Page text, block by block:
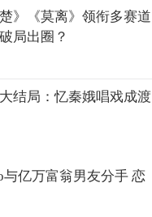
》《莫离》领衔多赛道
局出圈？
结局：忆秦娥唱戏成渡
与亿万富翁男友分手 恋